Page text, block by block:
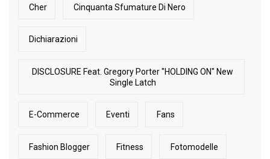
Cher Cinquanta Sfumature Di Nero
Dichiarazioni
DISCLOSURE Feat. Gregory Porter "HOLDING ON" New
Single Latch
E-Commerce Eventi Fans
Fashion Blogger Fitness Fotomodelle